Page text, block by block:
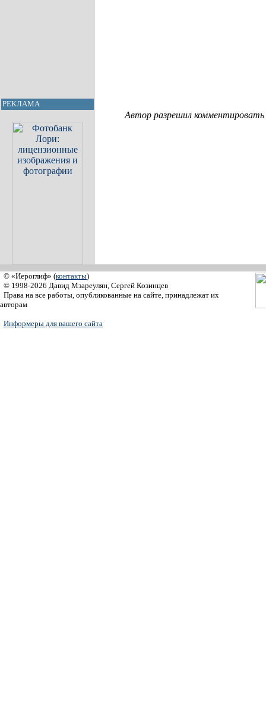
РЕКЛАМА
Автор разрешил
© «Иероглиф» (контакты)
© 1998-2026 Давид Мзареулян, Сергей Козинцев
Права на все работы, опубликованные на сайте, принадлежат их
авторам
Информеры для вашего сайта